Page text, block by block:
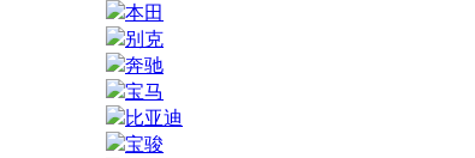
本田
别克
奔驰
宝马
比亚迪
宝骏